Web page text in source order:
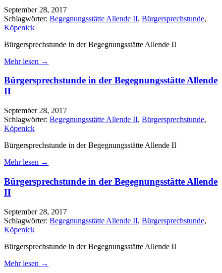
September 28, 2017
Schlagwörter: Begegnungsstätte Allende II, Bürgersprechstunde,
Köpenick
Bürgersprechstunde in der Begegnungsstätte Allende II
Mehr lesen →
Bürgersprechstunde in der Begegnungsstätte Allende
II
September 28, 2017
Schlagwörter: Begegnungsstätte Allende II, Bürgersprechstunde,
Köpenick
Bürgersprechstunde in der Begegnungsstätte Allende II
Mehr lesen →
Bürgersprechstunde in der Begegnungsstätte Allende
II
September 28, 2017
Schlagwörter: Begegnungsstätte Allende II, Bürgersprechstunde,
Köpenick
Bürgersprechstunde in der Begegnungsstätte Allende II
Mehr lesen →